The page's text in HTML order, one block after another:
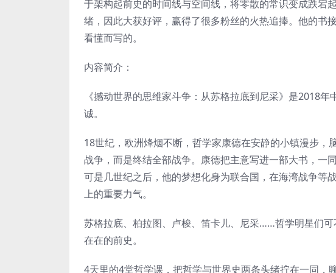
于架构起前史的时间线与空间线，将零散的常识变成跌宕
绪，因此大获好评，赢得了很多粉丝的火热追捧。他的书
看懂而写的。
内容简介：
《撼动世界的思维家斗争：从苏格拉底到尼采》是2018
诚。
18世纪，欧洲烽烟不断，哲学家康德在安静的小镇漫步，
战争，而是终结全部战争。康德把主意写进一部大书，一
可是几世纪之后，他的梦想化身为联合国，在海湾战争
上的重要力气。
苏格拉底、柏拉图、卢梭、笛卡儿、尼采……哲学明星们
在在的前史。
4天里的4堂哲学课，把哲学与世界史两条头绪拧在一同，